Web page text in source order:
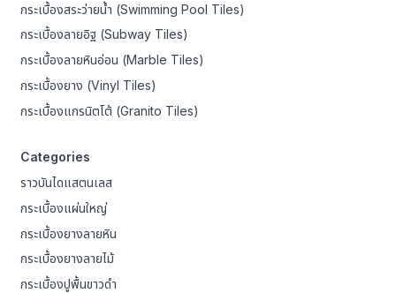
กระเบื้องสระว่ายน้ำ (Swimming Pool Tiles)
กระเบื้องลายอิฐ (Subway Tiles)
กระเบื้องลายหินอ่อน (Marble Tiles)
กระเบื้องยาง (Vinyl Tiles)
กระเบื้องแกรนิตโต้ (Granito Tiles)
Categories
ราวบันไดแสตนเลส
กระเบื้องแผ่นใหญ่
กระเบื้องยางลายหิน
กระเบื้องยางลายไม้
กระเบื้องปูพื้นขาวดำ